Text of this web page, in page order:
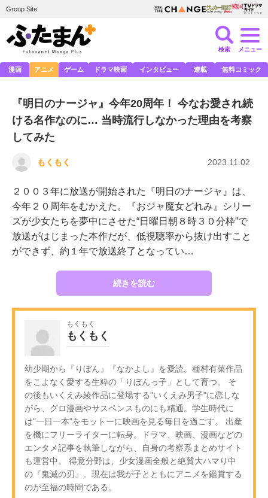
Group Site
検索 メニュー
漫画 アニメ ゲーム ドラマ映画 インタビュー 連載 無料コミック
『明日のナージャ』今年20周年！ 今なお愛され続
ける名作なのに… 当時流行しなかった理由を考察
してみた
もくもく 2023.11.02
２００３年に放送が開始された『明日のナージャ』は、
今年２０周年をむかえた。『おジャ魔女どれみ』シリー
ズが少女たちを夢中にさせた“日曜日朝８時３０分枠”で
放送がはじまった本作だが、低視聴率から抜け出すこと
ができず、約１年で放送終了となってい…
続きを読む
もくもく
もくもく
幼少期から『りぼん』『なかよし』を愛読。種村有菜作品
をこよなく愛する生粋の「りぼんっ子」として育つ。 そ
の後もいくえみ綾作品に登場する"いくえみ男子"に恋しな
がら、グロ漫画やサスペンスものにも精通。学生時代に
は"一日一本"をモットーに映画を見る毎日を過ごす。 出産
を機にフリーライターに転身。ドラマ、映画、漫画などの
エンタメ記事を執筆しながら、自身の考察系まとめサイト
も運営中。 得意分野は、少女漫画全般と絶賛大ハマり中
の『鬼滅の刃』。現在は我が子とともにアニメを鑑賞する
のが至福の時間である。